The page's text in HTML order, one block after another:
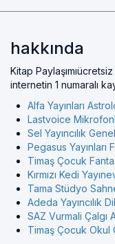
hakkında
Kitap
internetin 1 numaralı
Alfa Yayınları
Lastvoice
Sel Yayıncılık
Pegasus Yayınları
Timaş Çocuk
Kırmızı Kedi
Tama Stüdyo
Adeda Yayıncılık
SAZ Vurmali Çalgı
Timaş Çocuk Okul